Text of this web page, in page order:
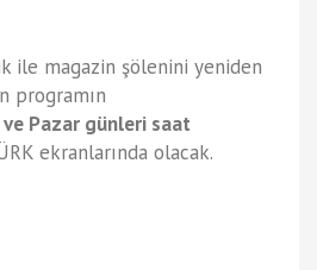
ile magazin şölenini yeniden
programın
Pazar günleri saat
ekranlarında olacak.